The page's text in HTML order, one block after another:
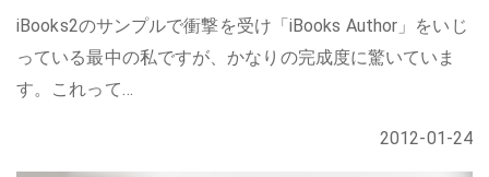
iBooks2のサンプルで衝撃を受け「iBooks Author」をいじ
っている最中の私ですが、かなりの完成度に驚いていま
す。これって…
2012-01-24